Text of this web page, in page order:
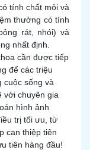
tính chất mỏi và
thường có tính
rát, nhói) và
nhất định.
cần được tiếp
để các triệu
cuộc sống và
với chuyên gia
hình ảnh
trị tối ưu, từ
can thiệp tiên
tiên hàng đầu!